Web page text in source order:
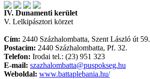
IV. Dunamenti kerület
V. Lelkipásztori körzet
Cím: 2440 Százhalombatta, Szent László út 59.
Postacím: 2440 Százhalombatta, Pf. 32.
Telefon: Irodai tel.: (23) 951 323
E-mail: szazhalombatta@puspokseg.hu
Weboldal: www.battaplebania.hu/